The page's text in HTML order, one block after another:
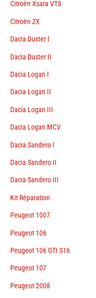
Citroën Xsara VTS
Citroën ZX
Dacia Duster I
Dacia Duster II
Dacia Logan I
Dacia Logan II
Dacia Logan III
Dacia Logan MCV
Dacia Sandero I
Dacia Sandero II
Dacia Sandero III
Kit Réparation
Peugeot 1007
Peugeot 106
Peugeot 106 GTI S16
Peugeot 107
Peugeot 2008